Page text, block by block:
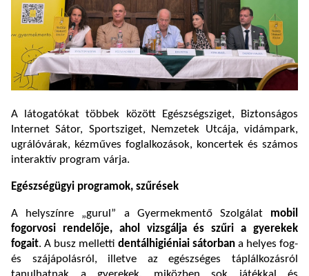
A látogatókat többek között Egészségsziget, Biztonságos
Internet Sátor, Sportsziget, Nemzetek Utcája, vidámpark,
ugrálóvárak, kézműves foglalkozások, koncertek és számos
interaktív program várja.
Egészségügyi programok, szűrések
A helyszínre „gurul” a Gyermekmentő Szolgálat mobil
fogorvosi rendelője, ahol vizsgálja és szűri a gyerekek
fogait. A busz melletti dentálhigiéniai sátorban a helyes fog-
és szájápolásról, illetve az egészséges táplálkozásról